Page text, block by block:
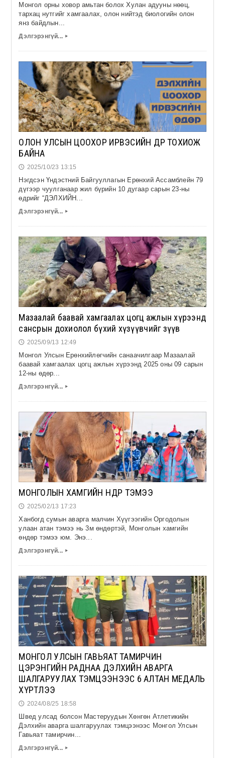
Бусад
Өмнөговийн бахархал
Спорт
Сонин хачин
Монгол орны ховор амьтан болох Хулан адууны нөөц,
тархац нутгийг хамгаалах, олон нийтэд биологийн олон
янз байдлын...
Дэлгэрэнгүй... ▸
ОЛОН УЛСЫН ЦООХОР ИРВЭСИЙН ӨДӨР ТОХИОЖ
БАЙНА
🕔 2025/10/23 13:15
Нэгдсэн Үндэстний Байгууллагын Ерөнхий Ассамблейн 79
дүгээр чуулганаар жил бүрийн 10 дугаар сарын 23-ны
өдрийг “ДЭЛХИЙН...
Дэлгэрэнгүй... ▸
Мазаалай баавай хамгаалах цогц ажлын хүрээнд
сансрын дохиолол бүхий хүзүүвчийг зүүв
🕔 2025/09/13 12:49
Монгол Улсын Ерөнхийлөгчийн санаачилгаар Мазаалай
баавай хамгаалах цогц ажлын хүрээнд 2025 оны 09 сарын
12-ны өдөр...
Дэлгэрэнгүй... ▸
МОНГОЛЫН ХАМГИЙН ӨНДӨР ТЭМЭЭ
🕔 2025/02/13 17:23
Ханбогд сумын аварга малчин Хүүгээгийн Оргодолын
улаан атан тэмээ нь 3м өндөртэй, Монголын хамгийн
өндөр тэмээ юм. Энэ...
Дэлгэрэнгүй... ▸
МОНГОЛ УЛСЫН ГАВЬЯАТ ТАМИРЧИН
ЦЭРЭНГИЙН РАДНАА ДЭЛХИЙН АВАРГА
ШАЛГАРУУЛАХ ТЭМЦЭЭНЭЭС 6 АЛТАН МЕДАЛЬ
ХҮРТЛЭЭ
🕔 2024/08/25 18:58
Швед улсад болсон Мастеруудын Хөнгөн Атлетикийн
Дэлхийн аварга шалгаруулах тэмцээнээс Монгол Улсын
Гавьяат тамирчин...
Дэлгэрэнгүй... ▸